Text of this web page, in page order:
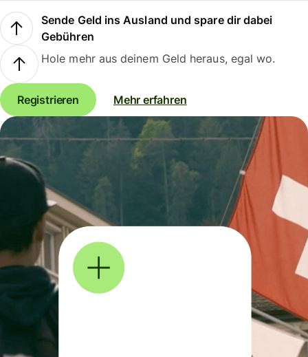
Sende Geld ins Ausland und spare dir dabei
Gebühren
Hole mehr aus deinem Geld heraus, egal wo.
Registrieren Mehr erfahren